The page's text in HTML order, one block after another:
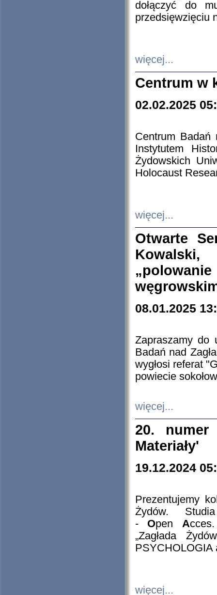
dołączyć do
przedsięwzięciu
więcej...
Centrum w
02.02.2025
Centrum Badań
Instytutem
Żydowskich
Holocaust
więcej...
Otwarte
08.01.2025
Zapraszamy do
Badań nad
wygłosi referat
powiecie
więcej...
20. numer
Materiały'
19.12.2024
Prezentujemy
Żydów.
- Open A
„Zagłada
PSYCHOLOGIA
więcej...